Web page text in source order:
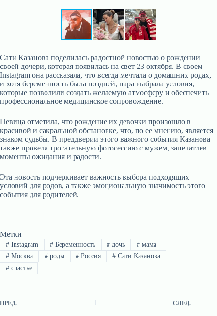
Сати Казанова поделилась радостной новостью о рождении
своей дочери, которая появилась на свет 23 октября. В своем
Instagram она рассказала, что всегда мечтала о домашних родах,
и хотя беременность была поздней, пара выбрала условия,
которые позволили создать желаемую атмосферу и обеспечить
профессиональное медицинское сопровождение.
Певица отметила, что рождение их девочки произошло в
красивой и сакральной обстановке, что, по ее мнению, является
знаком судьбы. В преддверии этого важного события Казанова
также провела трогательную фотосессию с мужем, запечатлев
моменты ожидания и радости.
Эта новость подчеркивает важность выбора подходящих
условий для родов, а также эмоциональную значимость этого
события для родителей.
Метки
#Instagram #Беременность # дочь # мама
#Москва #роды # Россия # Сати Казанова
#счастье
ПРЕД. СЛЕД.